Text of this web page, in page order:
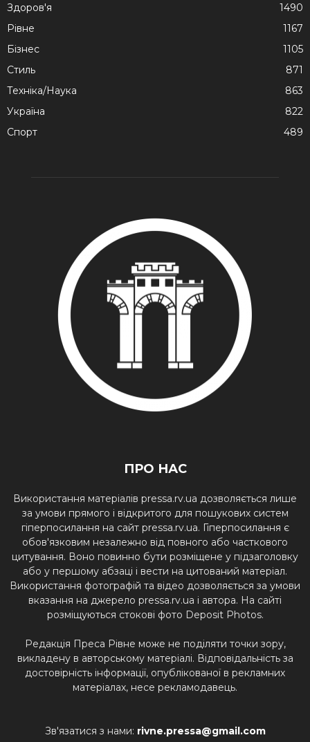
Здоров'я
1490
Рівне
1167
Бізнес
1105
Стиль
871
Техніка/Наука
863
Україна
822
Спорт
489
ПРО НАС
Використання матеріалів pressa.rv.ua дозволяється лише
за умови прямого і відкритого для пошукових систем
гіперпосилання на сайт pressa.rv.ua. Гіперпосилання є
обов'язковим незалежно від повного або часткового
цитування. Воно повинно бути розміщене у підзаголовку
або у першому абзаці і вести на цитований матеріал.
Використання фотографій та відео дозволяється за умови
вказання на джерело pressa.rv.ua і автора. На сайті
розміщуються стокові фото Deposit Photos.
Редакція Преса Рівне може не поділяти точки зору,
викладену в авторському матеріалі. Відповідальність за
достовірність інформації, опублікованої в рекламних
матеріалах, несе рекламодавець.
Зв'язатися з нами: rivne.pressa@gmail.com